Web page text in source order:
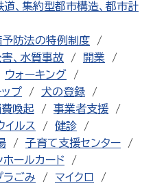
道、集約型都市構造、都市計
防法の特例制度
害、水質事故
開業
ウォーキング
ップ
犬の登録
喚起
事業者支援
イルス
健診
子育て支援センター
ホールカード
ラごみ
マイクロ